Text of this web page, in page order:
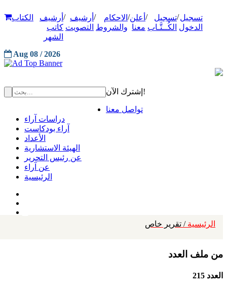
تسجيل
الدخول
/تسجيل
الكُــتَّـاب
/ أعلن
معنا
/ الاحكام
والشروط
/ أرشيف
التصويت
/ أرشيف
كاتب
الشهر
الكتاب
Aug 08 / 2026
إشترك الآن!
تواصل معنا
دراسات آراء
آراء بودكاست
الأعداد
الهيئة الاستشارية
عن رئيس التحرير
عن آراء
الرئيسية
الرئيسية / تقرير خاص
من ملف العدد
العدد 215